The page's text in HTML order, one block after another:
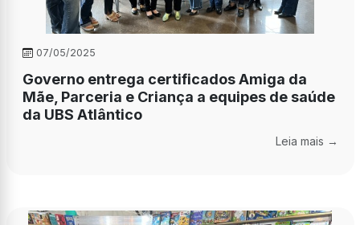
07/05/2025
Governo entrega certificados Amiga da
Mãe, Parceria e Criança a equipes de saúde
da UBS Atlântico
Leia mais →